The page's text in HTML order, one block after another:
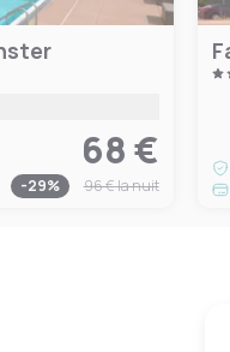
68 €
-29% 96 €la nuit